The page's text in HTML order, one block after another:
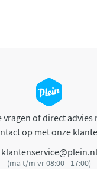
vragen of direct advies
op met onze
klantenservice@plein.nl
(ma t/m vr 08:00 - 17:00)